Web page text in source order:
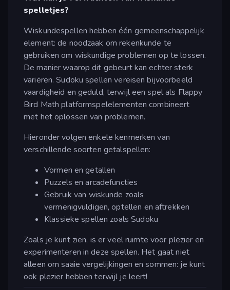
spelletjes?
Wiskundespellen hebben één gemeenschappelijk
element: de noodzaak om rekenkunde te
gebruiken om wiskundige problemen op te lossen.
De manier waarop dit gebeurt kan echter sterk
variëren. Sudoku spellen vereisen bijvoorbeeld
vaardigheid en geduld, terwijl een spel als Flappy
Bird Math platformspelelementen combineert
met het oplossen van problemen.
Hieronder volgen enkele kenmerken van
verschillende soorten getalspellen:
Vormen en getallen
Puzzels en arcadefuncties
Gebruik van wiskunde zoals
vermenigvuldigen, optellen en aftrekken
Klassieke spellen zoals Sudoku
Zoals je kunt zien, is er veel ruimte voor plezier en
experimenteren in deze spellen. Het gaat niet
alleen om saaie vergelijkingen en sommen: je kunt
ook plezier hebben terwijl je leert!